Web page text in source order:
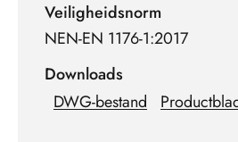
Veiligheidsnorm
NEN-EN 1176-1:2017
Downloads
DWG-bestand